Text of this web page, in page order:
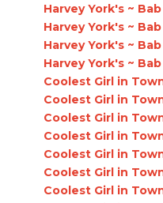
Harvey York's ~
Harvey York's ~
Harvey York's ~
Harvey York's ~
Coolest Girl in
Coolest Girl in
Coolest Girl in
Coolest Girl in
Coolest Girl in
Coolest Girl in
Coolest Girl in